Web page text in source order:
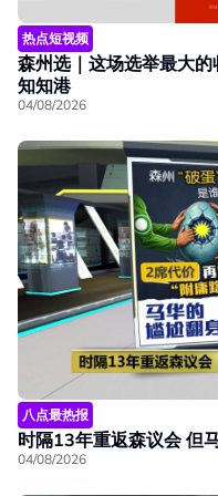
热点短视频
森州选｜这场选举最大
知知港
04/08/2026
八点最热报
时隔13年重返森议会 但
04/08/2026